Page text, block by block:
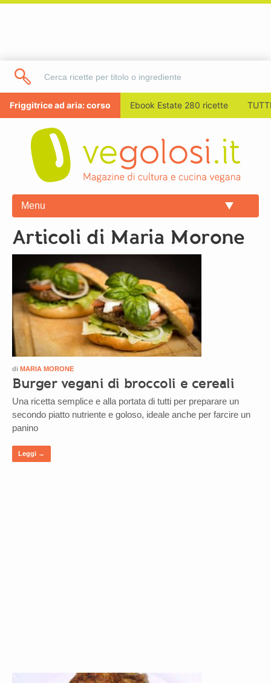
Friggitrice ad aria: corso Ebook Estate 280 ricette
Menu
Articoli di Maria Morone
di MARIA MORONE
Burger vegani di broccoli e cereali
Una ricetta semplice e alla portata di tutti per preparare un
secondo piatto nutriente e goloso, ideale anche per farcire un
panino
Leggi →